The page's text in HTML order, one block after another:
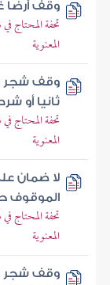
وقف أرضا
تحفة
المعنوية
وقف شجر
ثانيا أو
تحفة
المعنوية
لا ضمان
الموقوف
تحفة
المعنوية
وقف شجر